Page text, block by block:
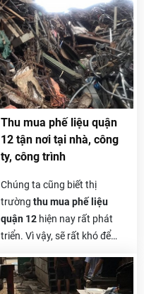
khoảng 3.500 - 4.100
đồng/1kg .
- Giấy bìa phế liệu Carton:
Giấy phế liệu carton này lại
được phân ra làm 3 loại
khác nhau. Phụ huynh với
giấy, carton và mức độ
phần trăm tạp chất có
trong giấy carton. Bên cạnh
đó, giấy bìa phế liệu Carton
có mức giá biến đổi và dao
động theo thị trường liên
tục .
Thu mua phế liệu quận
12 tận nơi tại nhà, công
ty, công trình
Chúng ta cũng biết thị
trường thu mua phế liệu
quận 12 hiện nay rất phát
triển. Vì vậy, sẽ rất khó để
thu mua ve chai tận nơi uy
tín, giá cao. Hơn nữa, các